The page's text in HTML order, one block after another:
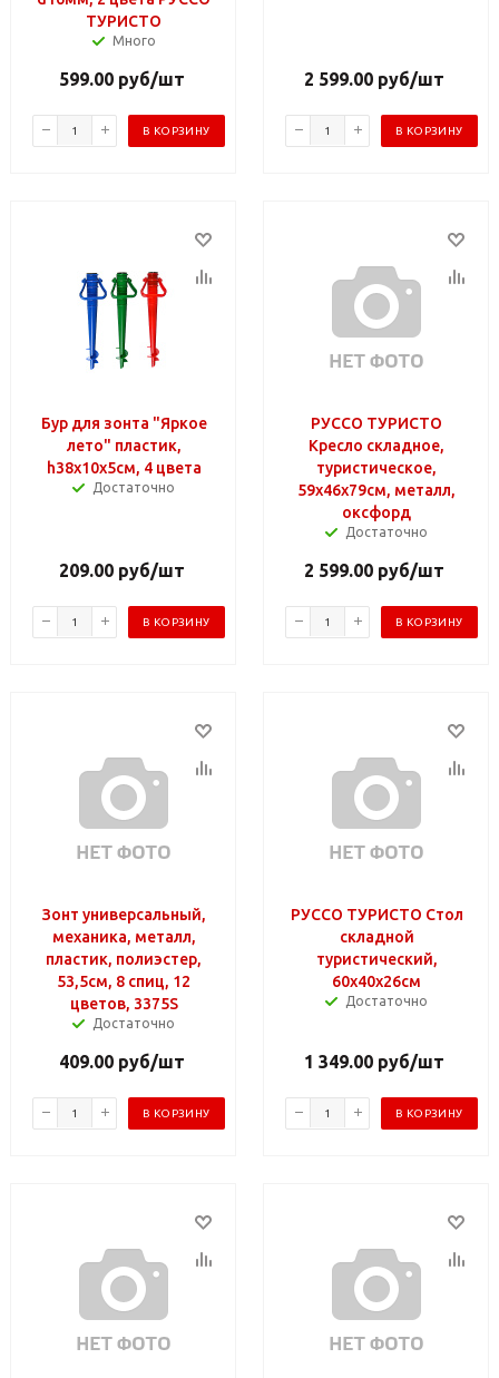
ТУРИСТО
Много
599.00руб/шт
В КОРЗИНУ
2 599.00 руб/шт
В КОРЗИНУ
Бур для зонта "Яркое
лето" пластик,
h38х10х5см, 4 цвета
Достаточно
209.00руб/шт
В КОРЗИНУ
РУССО ТУРИСТО
Кресло складное,
туристическое,
59х46х79см, металл,
оксфорд
Достаточно
2 599.00 руб/шт
В КОРЗИНУ
Зонт универсальный,
механика, металл,
пластик, полиэстер,
53,5см, 8 спиц, 12
цветов, 3375S
Достаточно
409.00руб/шт
В КОРЗИНУ
РУССО ТУРИСТО Стол
складной
туристический,
60х40х26см
Достаточно
1 349.00 руб/шт
В КОРЗИНУ